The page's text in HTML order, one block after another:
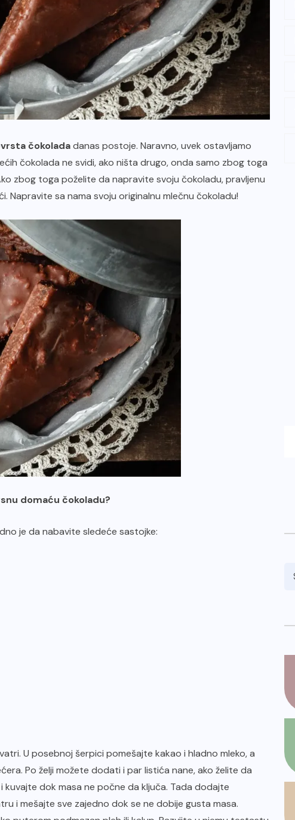
vrsta čokoladadanas postoje. Naravno, uvek ostavljamo
čokolada ne svidi, ako ništa drugo, onda samo zbog toga
zbog toga poželite da napravite svoju čokoladu, pravljenu
Napravite sa nama svoju originalnu mlečnu čokoladu!
domaću čokoladu?
je da nabavite sledeće sastojke:
U posebnoj šerpici pomešajte kakao i hladno mleko, a
Po želji možete dodati i par listića nane, ako želite da
dok masa ne počne da ključa. Tada dodajte
i mešajte sve zajedno dok se ne dobije gusta masa.